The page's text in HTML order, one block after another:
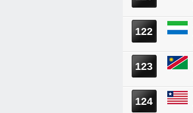
122
123
124